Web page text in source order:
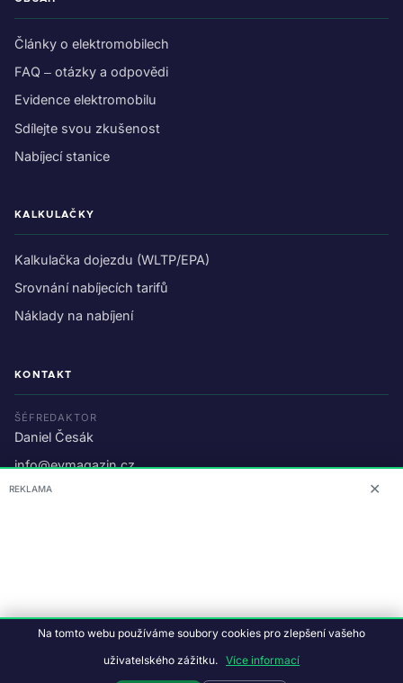
Články o elektromobilech
FAQ – otázky a odpovědi
Evidence elektromobilu
Sdílejte svou zkušenost
Nabíjecí stanice
KALKULAČKY
Kalkulačka dojezdu (WLTP/EPA)
Srovnání nabíjecích tarifů
Náklady na nabíjení
KONTAKT
ŠÉFREDAKTOR
Daniel Česák
info@evmagazin.cz
O nás
© 2026 EV Magazin.Podmínky a ochrana dat.
Studiografix
REKLAMA ✕
Na tomto webu používáme soubory cookies pro zlepšení vašeho
uživatelského zážitku. Více informací